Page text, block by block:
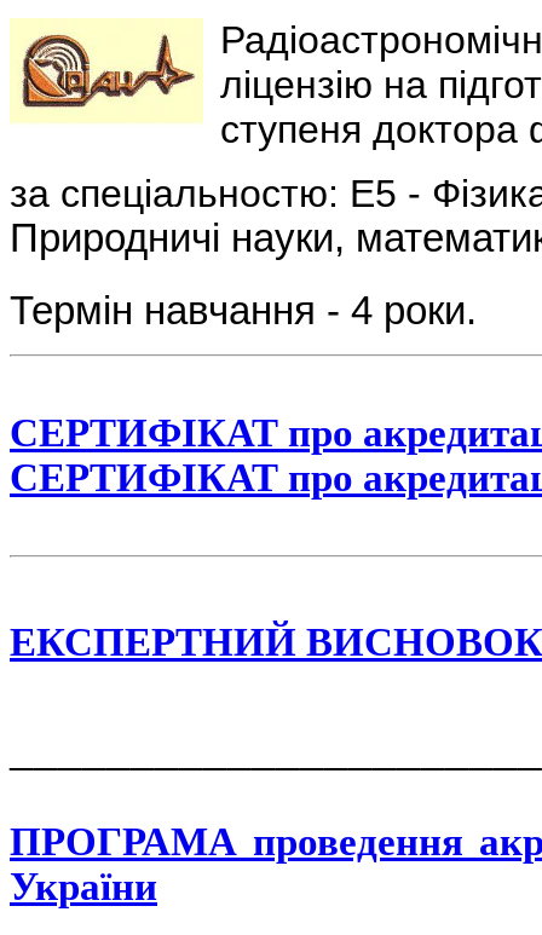
ліцензію на
ступеня доктора
за спеціальностю: E5 -
Природничі науки,
Термін навчання - 4 роки.
СЕРТИФІКАТ про
СЕРТИФІКАТ про
ЕКСПЕРТНИЙ ВИСНОВОК
ПРОГРАМА проведення
України